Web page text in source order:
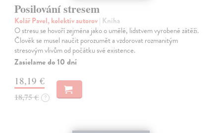
Posilování stresem
Kolář Pavel, kolektív autorov| Kniha
O stresu se hovoří zejména jako o umělé, lidstvem vyrobené zátěži.
Člověk se musel naučit porozumět a vzdorovat rozmanitým
stresovým vlivům od počátku své existence.
Zasielame do 10 dní
18,19 €
18,75 € ?